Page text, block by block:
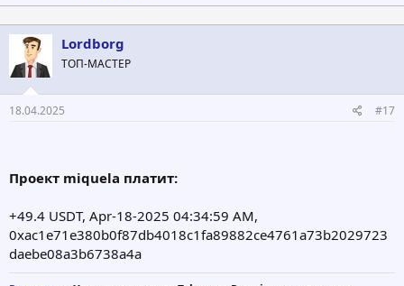
Lordborg
ТОП-МАСТЕР
18.04.2025 #17
Проект miquela платит:
+49.4 USDT, Apr-18-2025 04:34:59 AM,
0xac1e71e380b0f87db4018c1fa89882ce4761a73b2029723
daebe08a3b6738a4a